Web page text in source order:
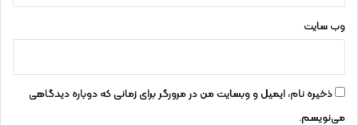
وب‌ سایت
ذخیره نام، ایمیل و وبسایت من در مرورگر برای زمانی که دوباره دیدگاهی
می‌نویسم.